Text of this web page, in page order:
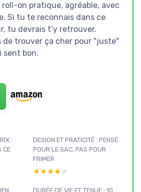
roll-on pratique, agréable, avec
Si tu te reconnais dans ce
tu devrais t’y retrouver.
de trouver ça cher pour "juste"
sent bon.
:
CE
DESIGN ET PRATICITÉ : PENSÉ
POUR LE SAC, PAS POUR
FRIMER
★★★★★
★★★★★
DURÉE DE VIE ET TENUE : 10